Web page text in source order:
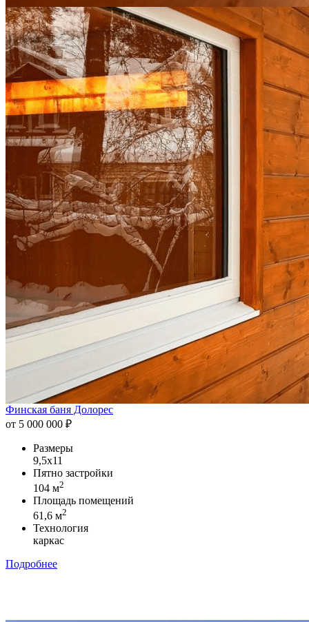
Финская баня Долорес
от 5 000 000 ₽
Размеры
9,5х11
Пятно застройки
104 м2
Площадь помещений
61,6 м2
Технология
каркас
Подробнее